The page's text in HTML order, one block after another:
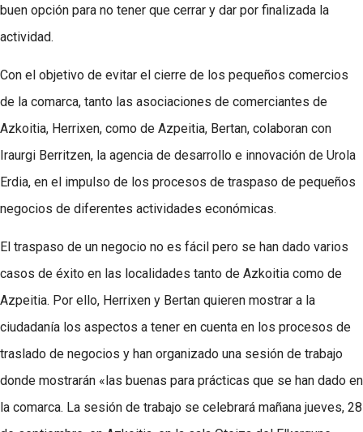
buen opción para no tener que cerrar y dar por finalizada la
actividad.
Con el objetivo de evitar el cierre de los pequeños comercios
de la comarca, tanto las asociaciones de comerciantes de
Azkoitia, Herrixen, como de Azpeitia, Bertan, colaboran con
Iraurgi Berritzen, la agencia de desarrollo e innovación de Urola
Erdia, en el impulso de los procesos de traspaso de pequeños
negocios de diferentes actividades económicas.
El traspaso de un negocio no es fácil pero se han dado varios
casos de éxito en las localidades tanto de Azkoitia como de
Azpeitia. Por ello, Herrixen y Bertan quieren mostrar a la
ciudadanía los aspectos a tener en cuenta en los procesos de
traslado de negocios y han organizado una sesión de trabajo
donde mostrarán «las buenas para prácticas que se han dado en
la comarca. La sesión de trabajo se celebrará mañana jueves, 28